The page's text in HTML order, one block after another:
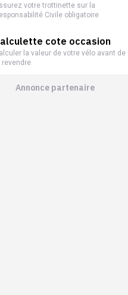
votre trottinette sur la
Civile obligatoire
cote occasion
la valeur de votre vélo avant de
revendre
Annonce partenaire